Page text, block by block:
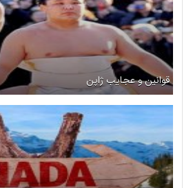
قوانین و عجایب ژاپن